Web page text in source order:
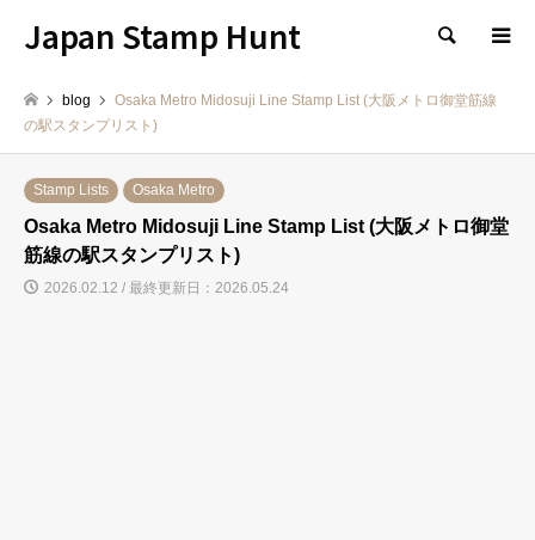
Japan Stamp Hunt 検索
blog
Osaka Metro Midosuji Line Stamp List (大阪メトロ御堂筋線
の駅スタンプリスト)
Stamp Lists Osaka Metro
Osaka Metro Midosuji Line Stamp List (大阪メトロ御堂
筋線の駅スタンプリスト)
2026.02.12 / 最終更新日：2026.05.24